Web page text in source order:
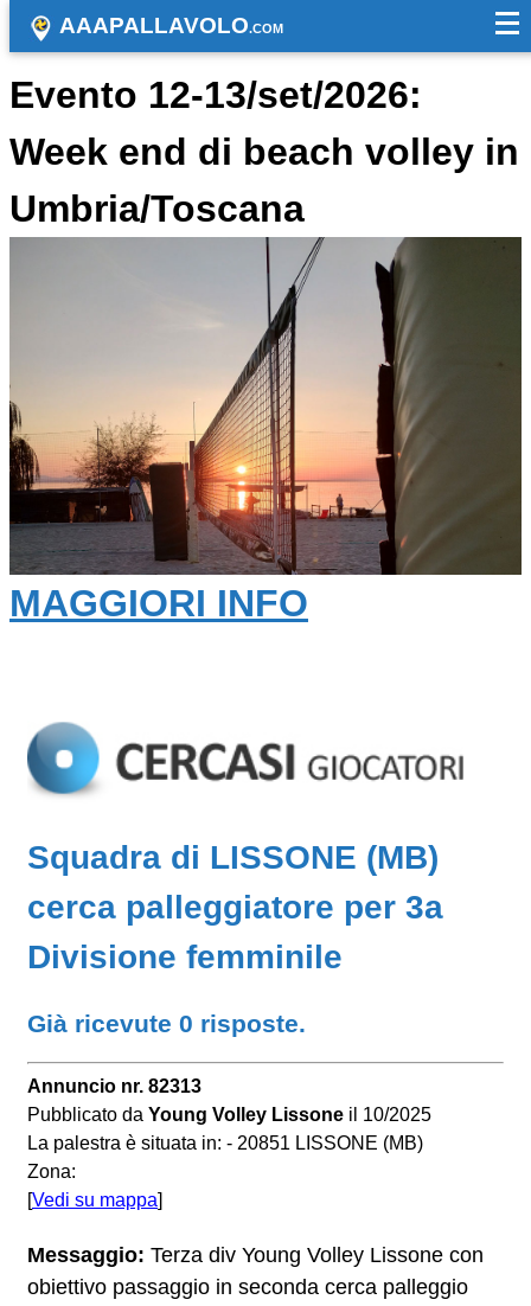
AAAPALLAVOLO.COM
Evento 12-13/set/2026:
Week end di beach volley in
Umbria/Toscana
MAGGIORI INFO
Squadra di LISSONE (MB)
cerca palleggiatore per 3a
Divisione femminile
Già ricevute 0 risposte.
Annuncio nr. 82313
Pubblicato da Young Volley Lissone il 10/2025
La palestra è situata in: - 20851 LISSONE (MB)
Zona:
[Vedi su mappa]
Messaggio: Terza div Young Volley Lissone con
obiettivo passaggio in seconda cerca palleggio